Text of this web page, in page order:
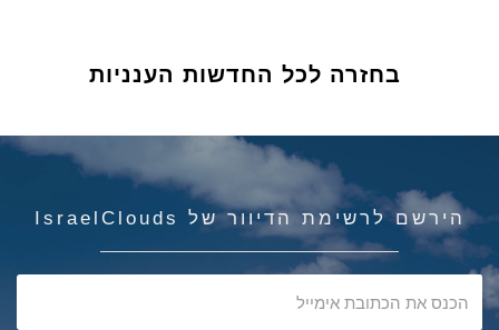
בחזרה לכל החדשות הענניות
הירשם לרשימת הדיוור של IsraelClouds